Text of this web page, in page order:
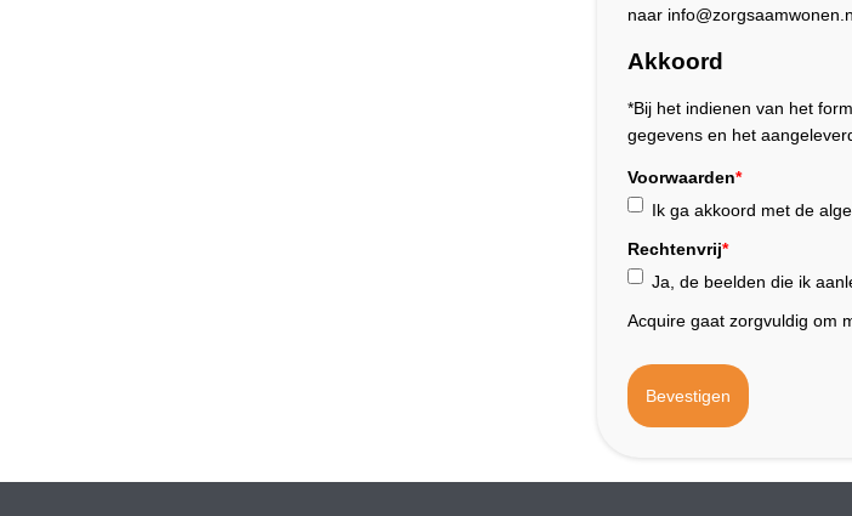
naar
Akkoord
*Bij het indienen van het
gegevens en het
Voorwaarden*
Ik ga akkoord met de
Rechtenvrij*
Ja, de beelden die ik
Acquire gaat zorgvuldig om
Bevestigen